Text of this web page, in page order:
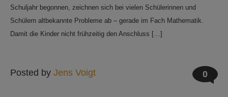
Schuljahr begonnen, zeichnen sich bei vielen Schülerinnen und
Schülern altbekannte Probleme ab – gerade im Fach Mathematik.
Damit die Kinder nicht frühzeitig den Anschluss […]
Posted by Jens Voigt 0